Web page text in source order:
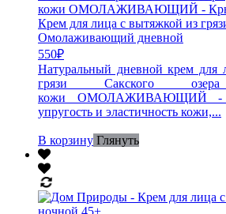
Крем для лица с вытяжкой из
Омолаживающий дневной
550₽
Натуральный дневной крем для
грязи Сакского
кожи ОМОЛАЖИВАЮЩИЙ -
упругость и эластичность кожи,...
В корзину Глянуть